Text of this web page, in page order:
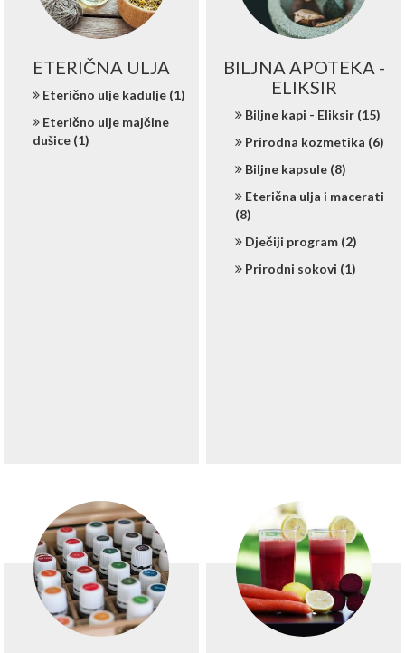
ETERIČNA ULJA
Eterično ulje kadulje (1)
Eterično ulje majčine
dušice (1)
BILJNA APOTEKA -
ELIKSIR
Biljne kapi - Eliksir (15)
Prirodna kozmetika (6)
Biljne kapsule (8)
Eterična ulja i macerati
(8)
Dječiji program (2)
Prirodni sokovi (1)